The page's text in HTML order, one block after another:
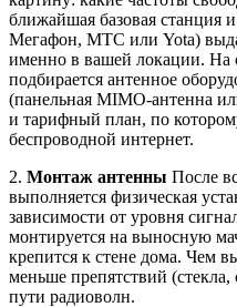
ближайшая базовая станция
Мегафон, МТС или Yota)
именно в вашей локации.
подбирается антенное
(панельная MIMO-антенна
и тарифный план, по
беспроводной интернет.
2. Монтаж антенны После
выполняется физическая
зависимости от уровня
монтируется на выносную
крепится к стене дома. Чем
меньше препятствий (стекла,
пути радиоволн.